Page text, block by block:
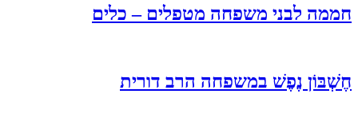
חממה לבני משפחה מטפלים – כלים
חֶשְׁבּוֹן נֶפֶשׁ במשפחה הרב דורית